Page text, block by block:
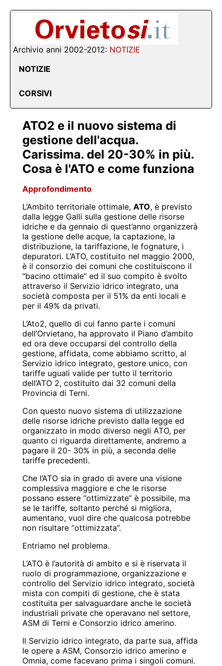
Archivio anni 2002-2012: NOTIZIE
NOTIZIE
CORSIVI
ATO2 e il nuovo sistema di
gestione dell'acqua.
Carissima. del 20-30% in più.
Cosa è l'ATO e come funziona
Approfondimento
L’Ambito territoriale ottimale, ATO, è previsto
dalla legge Galli sulla gestione delle risorse
idriche e da gennaio di quest’anno organizzerà
la gestione delle acque, la captazione, la
distribuzione, la tariffazione, le fognature, i
depuratori. L’ATO, costituito nel maggio 2000,
è il consorzio dei comuni che costituiscono il
“bacino ottimale” ed il suo compito è svolto
attraverso il Servizio idrico integrato, una
società composta per il 51% da enti locali e
per il 49% da privati.
L’Ato2, quello di cui fanno parte i comuni
dell’Orvietano, ha approvato il Piano d’ambito
ed ora deve occuparsi del controllo della
gestione, affidata, come abbiamo scritto, al
Servizio idrico integrato, gestore unico, con
tariffe uguali valide per tutto il territorio
dell’ATO 2, costituito dai 32 comuni della
Provincia di Terni.
Con questo nuovo sistema di utilizzazione
delle risorse idriche previsto dalla legge ed
organizzato in modo diverso negli ATO, per
quanto ci riguarda direttamente, andremo a
pagare il 20- 30% in più, a seconda delle
tariffe precedenti.
Che l’ATO sia in grado di avere una visione
complessiva maggiore e che le risorse
possano essere “ottimizzate” è possibile, ma
se le tariffe, soltanto perché si migliora,
aumentano, vuol dire che qualcosa potrebbe
non risultare “ottimizzata”.
Entriamo nel problema.
L’ATO è l’autorità di ambito e si è riservata il
ruolo di programmazione, organizzazione e
controllo del Servizio idrico integrato, società
mista con compiti di gestione, che è stata
costituita per salvaguardare anche le società
industriali private che operavano nel settore,
ASM di Terni e Consorzio idrico amerino.
Il Servizio idrico integrato, da parte sua, affida
le opere a ASM, Consorzio idrico amerino e
Omnia, come facevano prima i singoli comuni.